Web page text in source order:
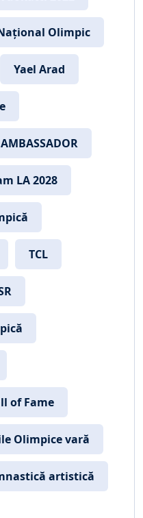
Olimpic
Yael Arad
LA 2028
TCL
of Fame
Olimpice vară
artistică